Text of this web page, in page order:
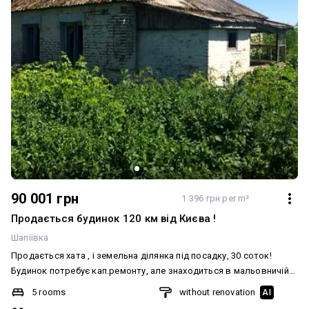
90 001 грн 1 396 грн per m²
Продається будинок 120 км від Києва !
Шапіївка
Продається хата , і земельна ділянка під посадку, 30 соток!
Будинок потребує кап.ремонту, але знаходиться в мальовничій
місцевості біля річки! До м. Сквира 7 кілометрів. Вулиця
газифікована (до будинку потрібно підводити ) Будинок
5 rooms
without renovation AI